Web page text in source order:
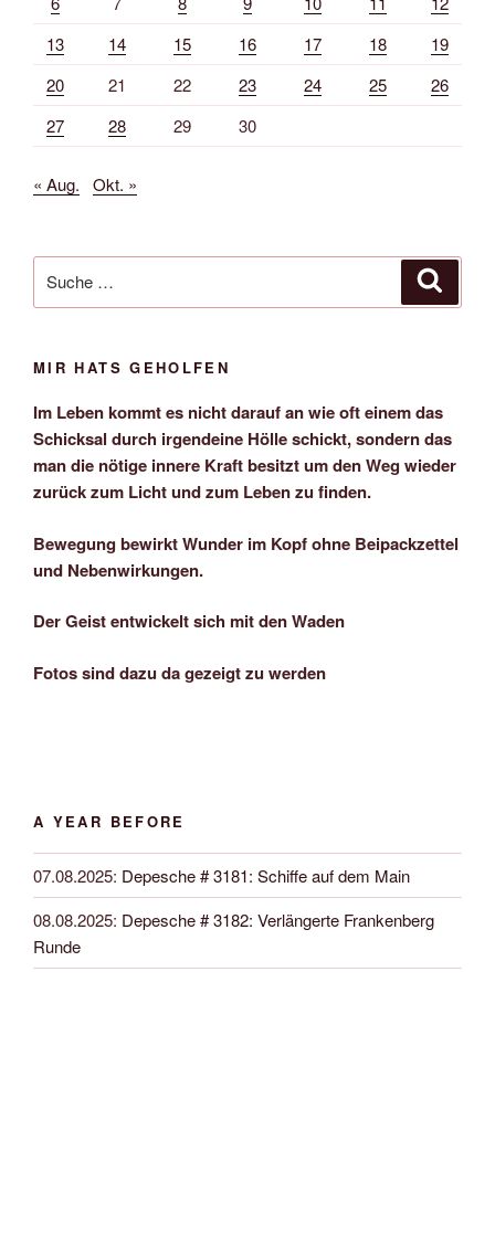
13
14 15 16 17 18
19
20
21 22 23 24 25
26
27
28 29 30
« Aug. Okt. »
nach:
MIR HATS GEHOLFEN
Im Leben kommt es nicht darauf an wie oft einem das
Schicksal durch irgendeine Hölle schickt, sondern das
man die nötige innere Kraft besitzt um den Weg wieder
zurück zum Licht und zum Leben zu finden.
Bewegung bewirkt Wunder im Kopf ohne Beipackzettel
und Nebenwirkungen.
Der Geist entwickelt sich mit den Waden
Fotos sind dazu da gezeigt zu werden
A YEAR BEFORE
07.08.2025: Depesche # 3181: Schiffe auf dem Main
08.08.2025: Depesche # 3182: Verlängerte Frankenberg
Runde